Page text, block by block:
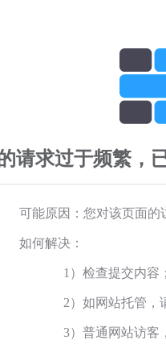
请求过于频繁，
可能原因：您对该页面的
如何解决：
1）检查提交内容；
2）如网站托管，
3）普通网站访客